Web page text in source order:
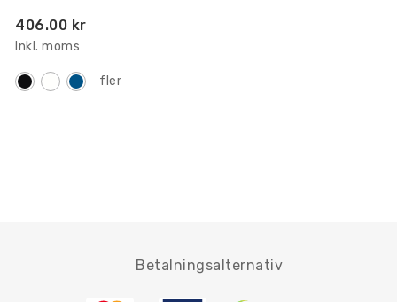
406.00 kr
Inkl. moms
fler
Betalningsalternativ